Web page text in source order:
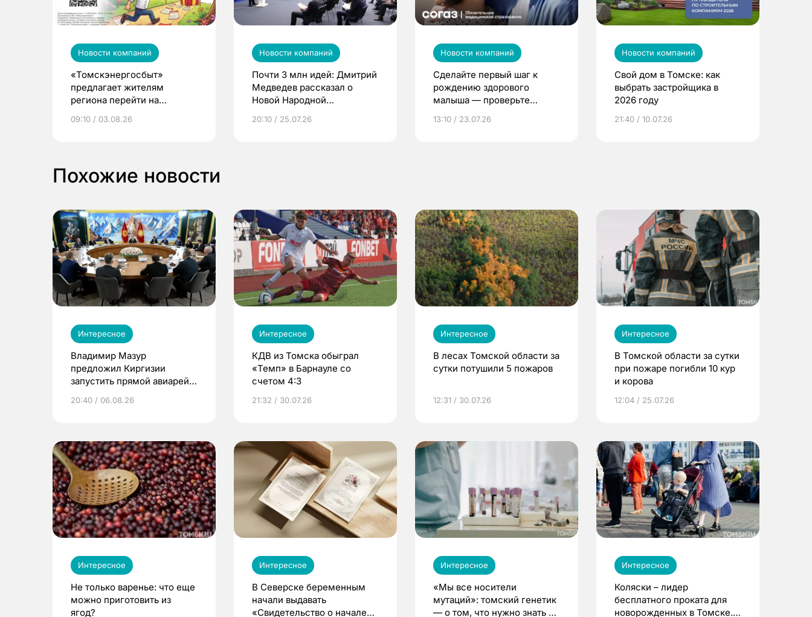
Новости компаний
«Томскэнергосбыт»
предлагает жителям
региона перейти на
выиграть призы
09:10 / 03.08.26
Новости компаний
Почти 3 млн идей: Дмитрий
Медведев рассказал о
Новой Народной
20:10 / 25.07.26
Новости компаний
Сделайте первый шаг к
рождению здорового
малыша — проверьте
по ОМС!
13:10 / 23.07.26
Новости компаний
Свой дом в Томске: как
выбрать застройщика в
2026 году
21:40 / 10.07.26
Похожие новости
Интересное
Владимир Мазур
предложил Киргизии
запустить прямой авиарейс
20:40 / 06.08.26
Интересное
КДВ из Томска обыграл
«Темп» в Барнауле со
счетом 4:3
21:32 / 30.07.26
Интересное
В лесах Томской области за
сутки потушили 5 пожаров
12:31 / 30.07.26
Интересное
В Томской области за сутки
при пожаре погибли 10 кур
и корова
12:04 / 25.07.26
Интересное
Не только варенье: что еще
можно приготовить из
ягод?
Интересное
В Северске беременным
начали выдавать
«Свидетельство о начале
Интересное
«Мы все носители
мутаций»: томский генетик
— о том, что нужно знать до
Интересное
Коляски – лидер
бесплатного проката для
новорожденных в Томске.